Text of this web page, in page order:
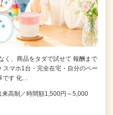
く、商品をタダで試せて 報酬まで
スマホ1台・完全在宅・自分のペー
です 化…
高制／時間額1,500円～5,000